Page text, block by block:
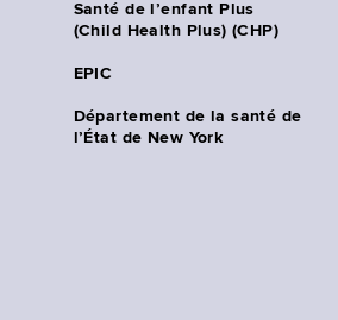
Santé de l’enfant Plus
(Child Health Plus) (CHP)
EPIC
Département de la santé de
l’État de New York